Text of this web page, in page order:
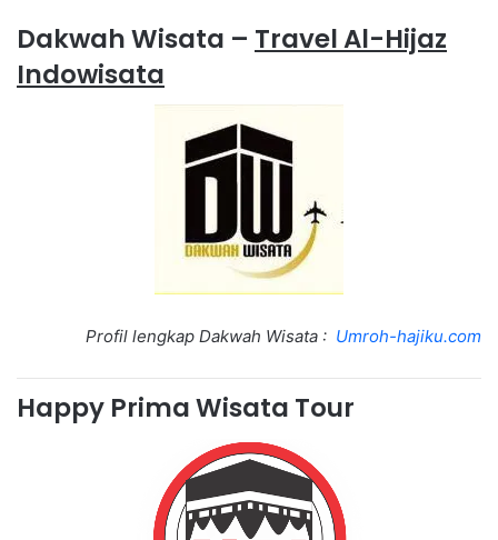
Dakwah Wisata – Travel Al-Hijaz
Indowisata
Profil lengkap Dakwah Wisata : Umroh-hajiku.com
Happy Prima Wisata Tour